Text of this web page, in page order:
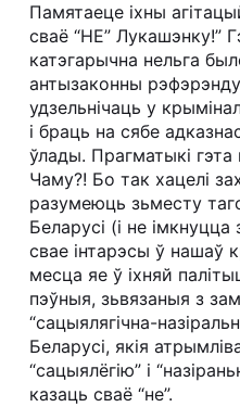
Памятаеце іхны
сваё “НЕ” Лукашэнку!”
катэгарычна нельга
антызаконны
удзельнічаць у
і браць на сябе
ўлады. Прагматыкі гэта
Чаму?! Бо так хацелі
разумеюць зьместу
Беларусі (і не
свае інтарэсы ў нашаў
месца яе ў іхняй
пэўныя, зьвязаныя з
“сацыялягічна-
Беларусі, якія
“сацыялёгію” і
казаць сваё “не”.